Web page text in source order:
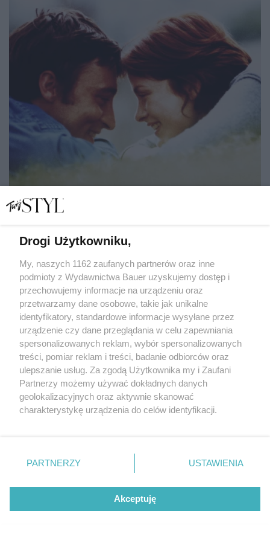
5 rzeczy, których narcyz oczekuje od innych, ale sam
rzadko daje je w zamian
LENA KAMIŃSKA
RELACJE
KONTAKT REKLAMA
Drogi Użytkowniku,
My, naszych 1162 zaufanych partnerów oraz inne
podmioty z Wydawnictwa Bauer uzyskujemy dostęp i
przechowujemy informacje na urządzeniu oraz
przetwarzamy dane osobowe, takie jak unikalne
identyfikatory, standardowe informacje wysyłane przez
urządzenie czy dane przeglądania w celu zapewniania
spersonalizowanych reklam, wybór spersonalizowanych
treści, pomiar reklam i treści, badanie odbiorców oraz
ulepszanie usług. Za zgodą Użytkownika my i Zaufani
Partnerzy możemy używać dokładnych danych
geolokalizacyjnych oraz aktywnie skanować
charakterystykę urządzenia do celów identyfikacji.
zmienić/wycofać klikając przycisk ustawień prywatności
znajdujący się w lewym dolnym rogu strony
rodzaje przetwarzania danych nie wymagają zgody
użytkownika, ale masz prawo sprzeciwić się takiemu
PARTNERZY USTAWIENIA
Akceptuję